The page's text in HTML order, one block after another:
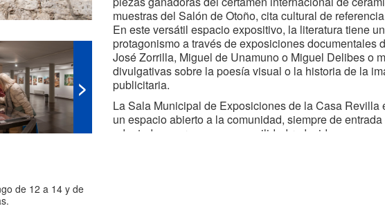
>
muestras del Salón de Otoño, cita cultural de
En este versátil espacio expositivo, la literatura tiene
protagonismo a través de exposiciones documentales
José Zorrilla, Miguel de Unamuno o Miguel Delibes o
divulgativas sobre la poesía visual o la historia de la
publicitaria.
La Sala Municipal de Exposiciones de la Casa Revilla
un espacio abierto a la comunidad, siempre de
adaptado a personas con movilidad reducida.
de 12 a 14 y de